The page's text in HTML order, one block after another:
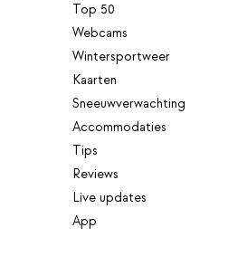
Top 50
Webcams
Wintersportweer
Kaarten
Sneeuwverwachting
Accommodaties
Tips
Reviews
Live updates
App